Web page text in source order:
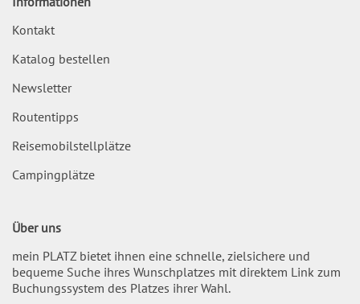
Kontakt
Katalog bestellen
Newsletter
Routentipps
Reisemobilstellplätze
Campingplätze
Über uns
mein PLATZ bietet ihnen eine schnelle, zielsichere und
bequeme Suche ihres Wunschplatzes mit direktem Link zum
Buchungssystem des Platzes ihrer Wahl.